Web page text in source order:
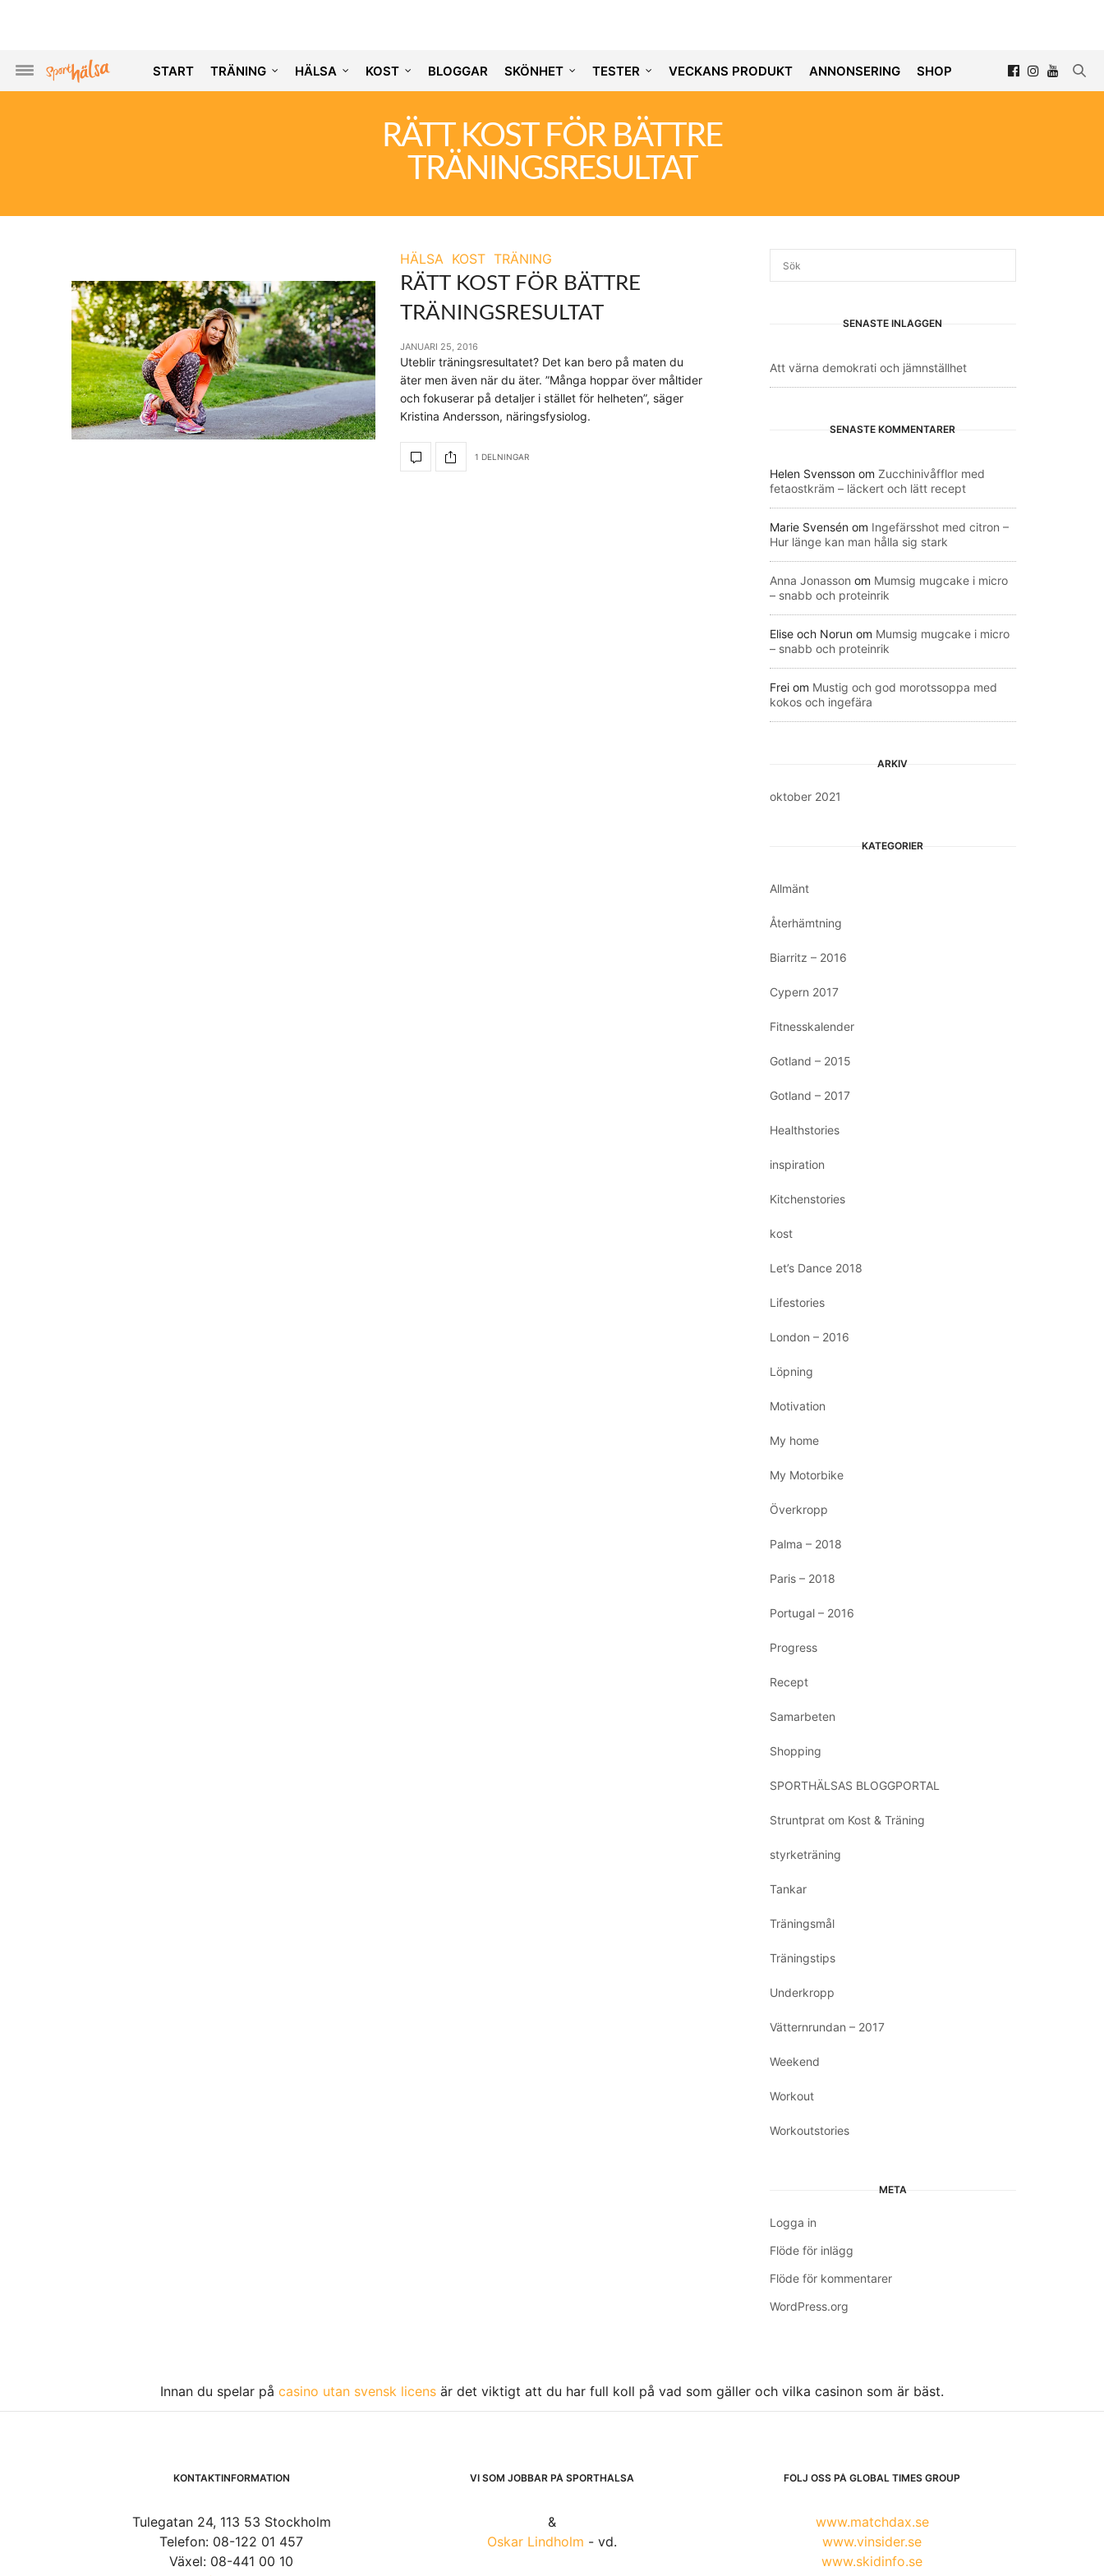
START TRÄNING HÄLSA KOST BLOGGAR SKÖNHET TESTER VECKANS PRODUKT ANNONSERING SHOP
RÄTT KOST FÖR BÄTTRE
TRÄNINGSRESULTAT
HÄLSA KOST TRÄNING
RÄTT KOST FÖR BÄTTRE
TRÄNINGSRESULTAT
JANUARI 25, 2016
Uteblir träningsresultatet? Det kan bero på maten du
äter men även när du äter. ”Många hoppar över måltider
och fokuserar på detaljer i stället för helheten”, säger
Kristina Andersson, näringsfysiolog.
1 DELNINGAR
SENASTE INLÄGGEN
Att värna demokrati och jämnställhet
SENASTE KOMMENTARER
Helen Svensson om Zucchinivåfflor med
fetaostkräm – läckert och lätt recept
Marie Svensén om Ingefärsshot med citron –
Hur länge kan man hålla sig stark
Anna Jonasson om Mumsig mugcake i micro
– snabb och proteinrik
Elise och Norun om Mumsig mugcake i micro
– snabb och proteinrik
Frei om Mustig och god morotssoppa med
kokos och ingefära
ARKIV
oktober 2021
KATEGORIER
Allmänt
Återhämtning
Biarritz – 2016
Cypern 2017
Fitnesskalender
Gotland – 2015
Gotland – 2017
Healthstories
inspiration
Kitchenstories
kost
Let’s Dance 2018
Lifestories
London – 2016
Löpning
Motivation
My home
My Motorbike
Överkropp
Palma – 2018
Paris – 2018
Portugal – 2016
Progress
Recept
Samarbeten
Shopping
SPORTHÄLSAS BLOGGPORTAL
Struntprat om Kost & Träning
styrketräning
Tankar
Träningsmål
Träningstips
Underkropp
Vätternrundan – 2017
Weekend
Workout
Workoutstories
META
Logga in
Flöde för inlägg
Flöde för kommentarer
WordPress.org
Innan du spelar på casino utan svensk licens är det viktigt att du har full koll på vad som gäller och vilka casinon som är bäst.
KONTAKTINFORMATION
Tulegatan 24, 113 53 Stockholm
Telefon: 08-122 01 457
Växel: 08-441 00 10
VI SOM JOBBAR PÅ SPORTHÄLSA
&
Oskar Lindholm - vd.
FÖLJ OSS PÅ GLOBAL TIMES GROUP
www.matchdax.se
www.vinsider.se
www.skidinfo.se